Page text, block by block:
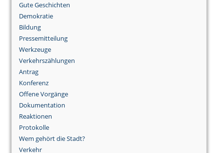
Gute Geschichten
Demokratie
Bildung
Pressemitteilung
Werkzeuge
Verkehrszählungen
Antrag
Konferenz
Offene Vorgänge
Dokumentation
Reaktionen
Protokolle
Wem gehört die Stadt?
Verkehr